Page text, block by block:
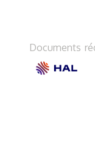
Documents